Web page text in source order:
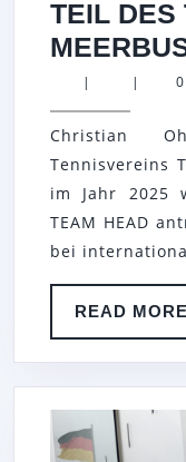
TEIL DES
| |
Christian
Tennisvereins
im Jahr 2025
TEAM HEAD
bei
READ MORE